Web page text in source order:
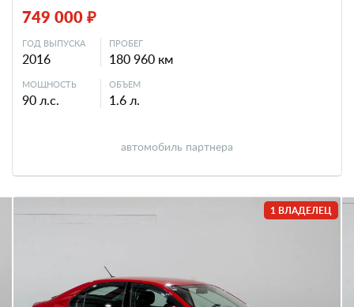
749 000 ₽
ГОД ВЫПУСКА
2016
ПРОБЕГ
180 960 км
МОЩНОСТЬ
90 л.с.
ОБЪЕМ
1.6 л.
автомобиль партнера
1 ВЛАДЕЛЕЦ